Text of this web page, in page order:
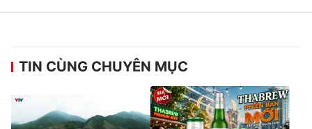
TIN CÙNG CHUYÊN MỤC